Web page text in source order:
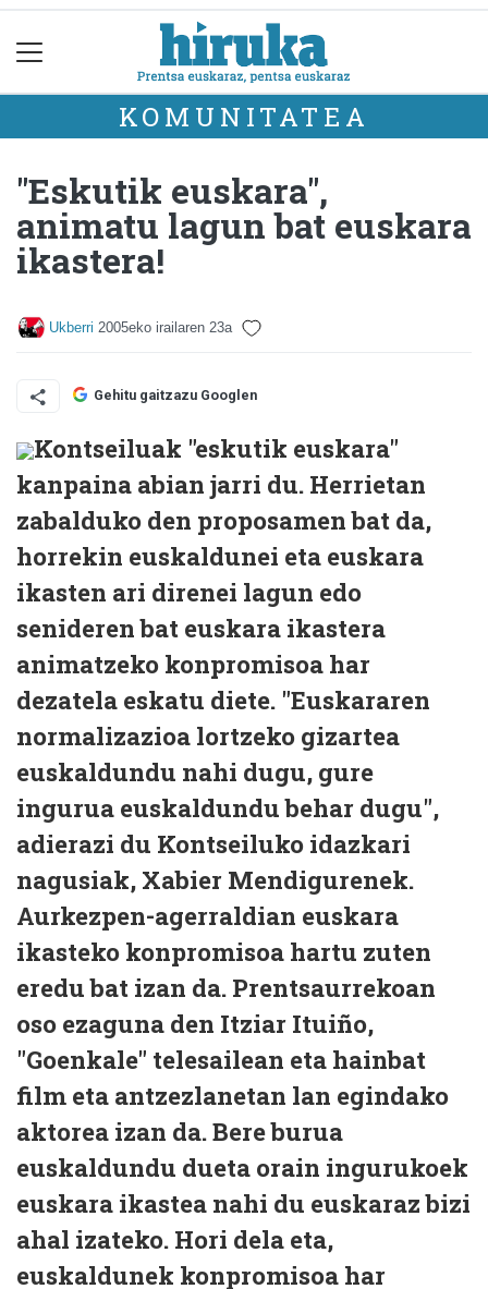
KOMUNITATEA
"Eskutik euskara",
animatu lagun bat euskara
ikastera!
Ukberri 2005eko irailaren 23a
Gehitu gaitzazu Googlen
Kontseiluak "eskutik euskara"
kanpaina abian jarri du. Herrietan
zabalduko den proposamen bat da,
horrekin euskaldunei eta euskara
ikasten ari direnei lagun edo
senideren bat euskara ikastera
animatzeko konpromisoa har
dezatela eskatu diete. "Euskararen
normalizazioa lortzeko gizartea
euskaldundu nahi dugu, gure
ingurua euskaldundu behar dugu",
adierazi du Kontseiluko idazkari
nagusiak, Xabier Mendigurenek.
Aurkezpen-agerraldian euskara
ikasteko konpromisoa hartu zuten
eredu bat izan da. Prentsaurrekoan
oso ezaguna den Itziar Ituiño,
"Goenkale" telesailean eta hainbat
film eta antzezlanetan lan egindako
aktorea izan da. Bere burua
euskaldundu dueta orain ingurukoek
euskara ikastea nahi du euskaraz bizi
ahal izateko. Hori dela eta,
euskaldunek konpromisoa har